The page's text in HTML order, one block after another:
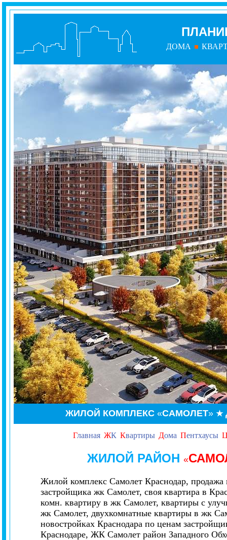
ДОМА
ЖИЛОЙ КОМПЛЕКС «САМОЛЕТ» ★
Главная ЖК Квартиры Дома Пентхаусы
ЖИЛОЙ РАЙОН «
Жилой комплекс Самолет Краснодар,
застройщика жк Самолет, своя квартира в
комн. квартиру в жк Самолет, квартиры с
жк Самолет, двухкомнатные квартиры в жк
новостройках Краснодара по ценам
Краснодаре, ЖК Самолет район Западного